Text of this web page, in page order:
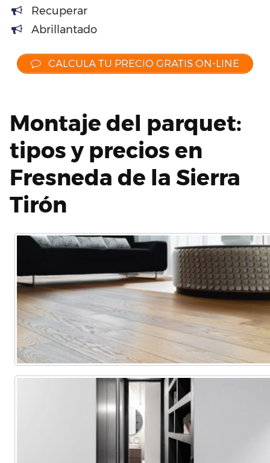
Recuperar
Abrillantado
CALCULA TU PRECIO GRATIS ON-LINE
Montaje del parquet:
tipos y precios en
Fresneda de la Sierra
Tirón